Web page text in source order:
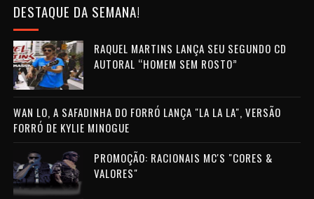
DESTAQUE DA SEMANA!
RAQUEL MARTINS LANÇA SEU SEGUNDO CD
AUTORAL “HOMEM SEM ROSTO”
WAN LO, A SAFADINHA DO FORRÓ LANÇA "LA LA LA", VERSÃO
FORRÓ DE KYLIE MINOGUE
PROMOÇÃO: RACIONAIS MC'S "CORES &
VALORES"